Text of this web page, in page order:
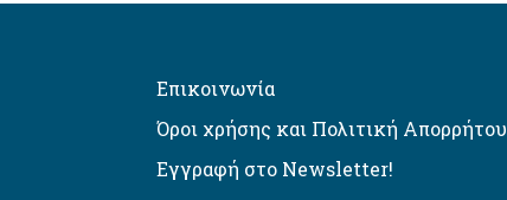
Επικοινωνία
Όροι χρήσης και Πολιτική Απορρήτου
Εγγραφή στο Newsletter!